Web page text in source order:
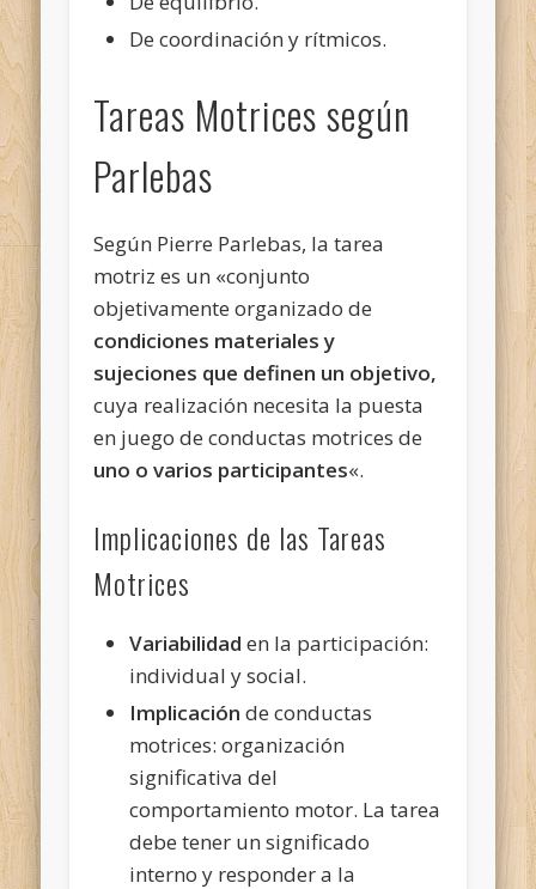
De coordinación y rítmicos.
Tareas Motrices según
Parlebas
Según Pierre Parlebas, la tarea
motriz es un «conjunto
objetivamente organizado de
condiciones materiales y
sujeciones que definen un objetivo,
cuya realización necesita la puesta
en juego de conductas motrices de
uno o varios participantes«.
Implicaciones de las Tareas
Motrices
Variabilidad en la participación:
individual y social.
Implicación de conductas
motrices: organización
significativa del
comportamiento motor. La tarea
debe tener un significado
interno y responder a la